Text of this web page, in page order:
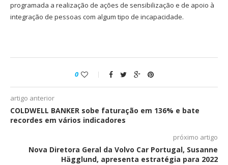
programada a realização de ações de sensibilização e de apoio à
integração de pessoas com algum tipo de incapacidade.
0
artigo anterior
COLDWELL BANKER sobe faturação em 136% e bate
recordes em vários indicadores
próximo artigo
Nova Diretora Geral da Volvo Car Portugal, Susanne
Hägglund, apresenta estratégia para 2022